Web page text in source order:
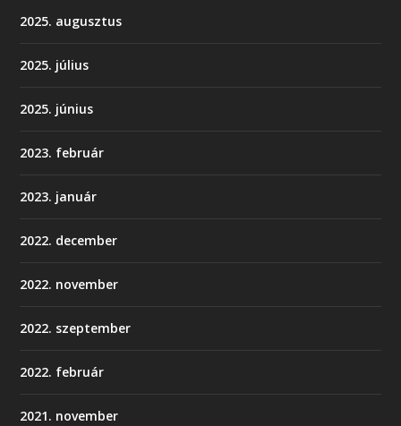
2025. augusztus
2025. július
2025. június
2023. február
2023. január
2022. december
2022. november
2022. szeptember
2022. február
2021. november